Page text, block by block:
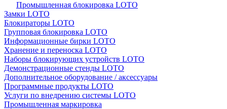
Промышленная блокировка LOTO
Замки LOTO
Блокираторы LOTO
Групповая блокировка LOTO
Информационные бирки LOTO
Хранение и переноска LOTO
Наборы блокирующих устройств LOTO
Демонстрационные стенды LOTO
Дополнительное оборудование / аксессуары
Программные продукты LOTO
Услуги по внедрению системы LOTO
Промышленная маркировка